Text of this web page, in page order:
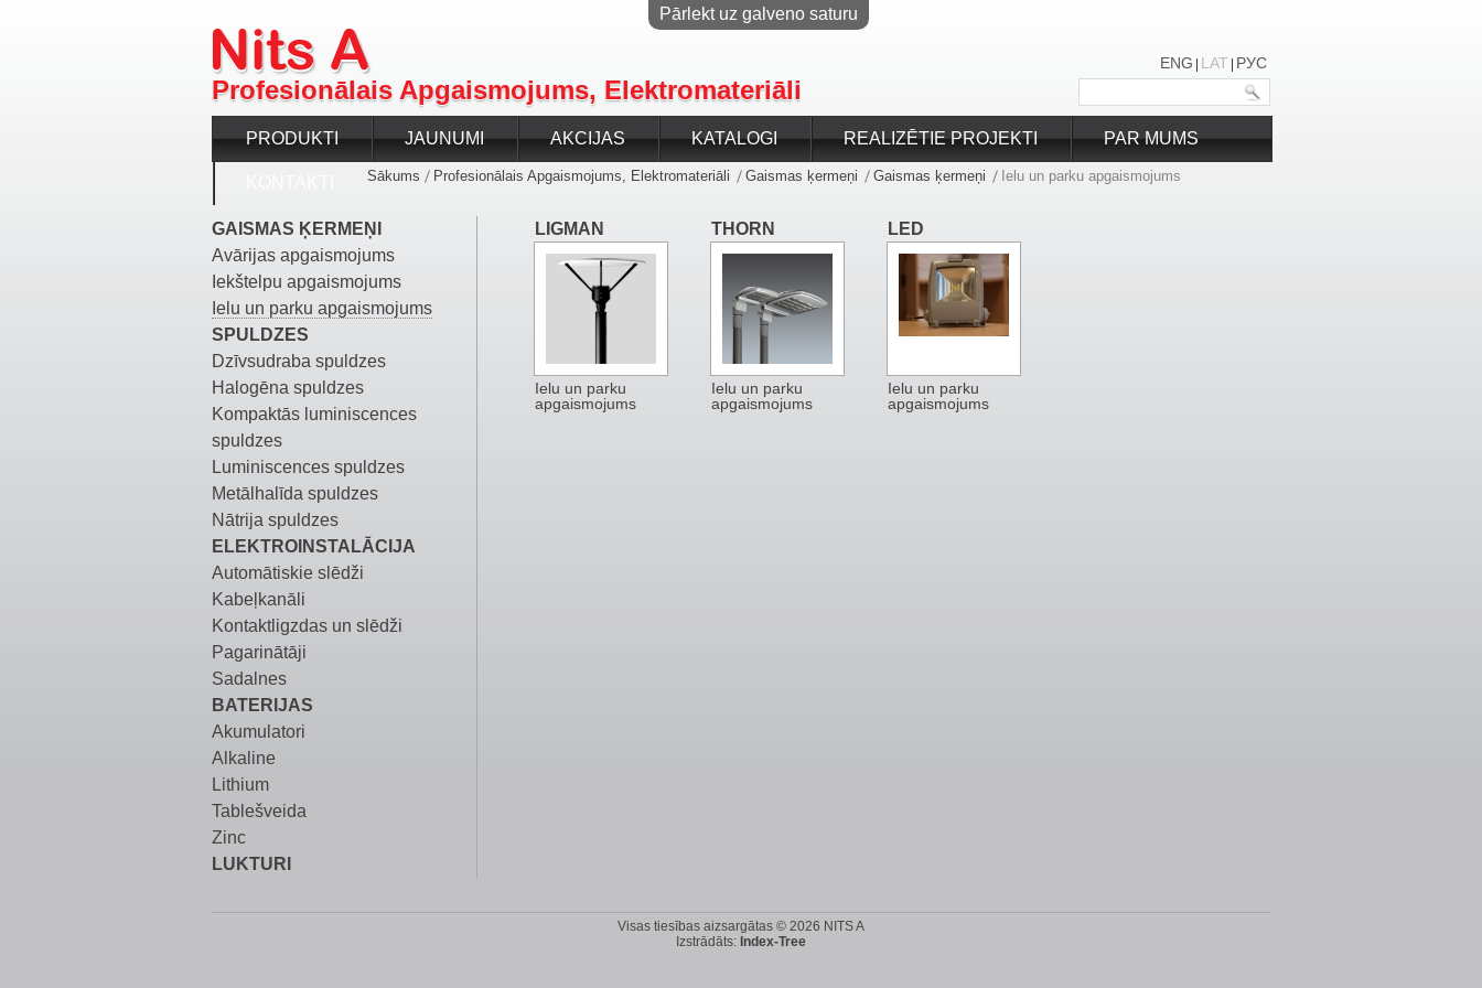
Pārlekt uz galveno saturu
Profesionālais Apgaismojums, Elektromateriāli
ENG LAT РУС
PRODUKTI JAUNUMI AKCIJAS KATALOGI REALIZĒTIE PROJEKTI PAR MUMS
Sākums Profesionālais Apgaismojums, Elektromateriāli Gaismas ķermeņi Gaismas ķermeņi Ielu un parku apgaismojums
GAISMAS ĶERMEŅI
Avārijas apgaismojums
Iekštelpu apgaismojums
Ielu un parku apgaismojums
SPULDZES
Dzīvsudraba spuldzes
Halogēna spuldzes
Kompaktās luminiscences
spuldzes
Luminiscences spuldzes
Metālhalīda spuldzes
Nātrija spuldzes
ELEKTROINSTALĀCIJA
Automātiskie slēdži
Kabeļkanāli
Kontaktligzdas un slēdži
Pagarinātāji
Sadalnes
BATERIJAS
Akumulatori
Alkaline
Lithium
Tablešveida
Zinc
LUKTURI
LIGMAN
Ielu un parku
apgaismojums
THORN
Ielu un parku
apgaismojums
LED
Ielu un parku
apgaismojums
Visas tiesības aizsargātas © 2026 NITS A
Izstrādāts: Index-Tree